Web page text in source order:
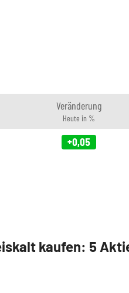
Veränderung
Heute in %
+0,05
kaufen: 5